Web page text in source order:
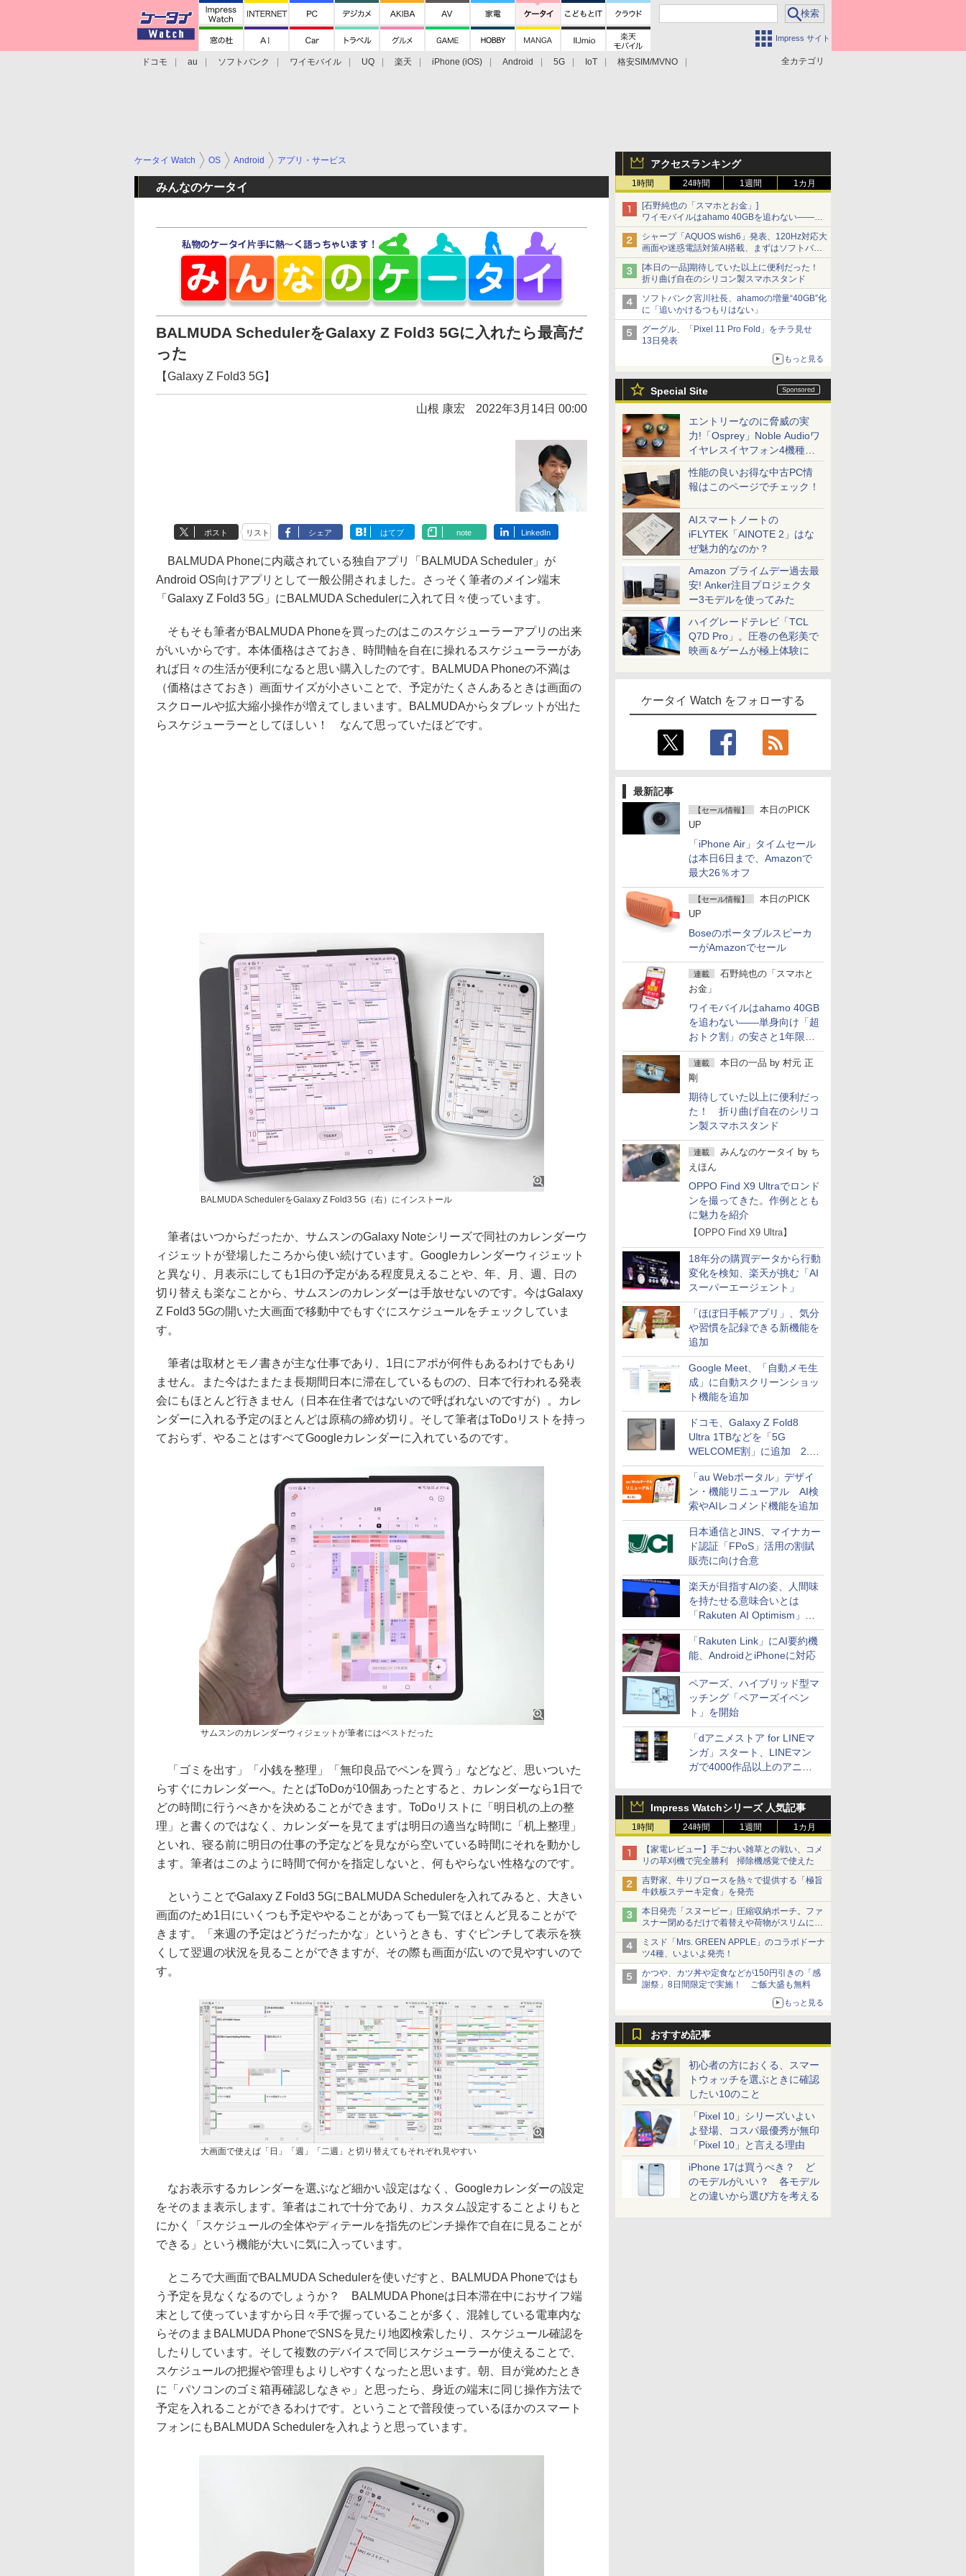
Impress サイト
全カテゴリ
ドコモ au ソフトバンク ワイモバイル UQ 楽天 iPhone (iOS) Android 5G IoT
格安SIM/MVNO
アクセスランキング
1時間 24時間 1週間 1カ月
[石野純也の「スマホとお金」]
ワイモバイルはahamo 40GBを追わない――単
身向け「超おトク割」の安さと1年限定の注意
点
シャープ「AQUOS wish6」発表、120Hz対応大
画面や迷惑電話対策AI搭載、まずはソフトバン
クの法人向け
[本日の一品]期待していた以上に便利だった！
折り曲げ自在のシリコン製スマホスタンド
ソフトバンク宮川社長、ahamoの増量“40GB”化
に「追いかけるつもりはない」
グーグル、「Pixel 11 Pro Fold」をチラ見せ
13日発表
もっと見る
Special Site
エントリーなのに脅威の実
力!「Osprey」Noble Audioワ
イヤレスイヤフォン4機種を
一気に聴く
性能の良いお得な中古PC情
報はこのページでチェック！
AIスマートノートの
iFLYTEK「AINOTE 2」はな
ぜ魅力的なのか？
Amazon プライムデー過去最
安! Anker注目プロジェクタ
ー3モデルを使ってみた
ハイグレードテレビ「TCL
Q7D Pro」。圧巻の色彩美で
映画＆ゲームが極上体験に
ケータイ Watch をフォローする
最新記事
【セール情報】
本日のPICK
UP
「iPhone Air」タイムセール
は本日6日まで、Amazonで
最大26％オフ
【セール情報】
本日のPICK
UP
Boseのポータブルスピーカ
ーがAmazonでセール
連載
石野純也の「スマホと
お金」
ワイモバイルはahamo 40GB
を追わない――単身向け「超
おトク割」の安さと1年限定
の注意点
連載 本日の一品 by 村元 正
剛
期待していた以上に便利だっ
た！ 折り曲げ自在のシリコ
ン製スマホスタンド
連載 みんなのケータイ by ち
えほん
OPPO Find X9 Ultraでロンド
ンを撮ってきた。作例ととも
に魅力を紹介
【OPPO Find X9 Ultra】
18年分の購買データから行動
変化を検知、楽天が挑む「AI
スーパーエージェント」
「ほぼ日手帳アプリ」、気分
や習慣を記録できる新機能を
追加
Google Meet、「自動メモ生
成」に自動スクリーンショッ
ト機能を追加
ドコモ、Galaxy Z Fold8
Ultra 1TBなどを「5G
WELCOME割」に追加 2.2
万円引き
「au Webポータル」デザイ
ン・機能リニューアル AI検
索やAIレコメンド機能を追加
日本通信とJINS、マイナカー
ド認証「FPoS」活用の割賦
販売に向け合意
楽天が目指すAIの姿、人間味
を持たせる意味合いとは
「Rakuten AI Optimism」三
木谷氏の基調講演
「Rakuten Link」にAI要約機
能、AndroidとiPhoneに対応
ペアーズ、ハイブリッド型マ
ッチング「ペアーズイベン
ト」を開始
「dアニメストア for LINEマ
ンガ」スタート、LINEマン
ガで4000作品以上のアニメ
Impress Watchシリーズ 人気記事
1時間 24時間 1週間 1カ月
【家電レビュー】手ごわい雑草との戦い、コメ
リの草刈機で完全勝利 掃除機感覚で使えた
吉野家、牛リブロースを熱々で提供する「極旨
牛鉄板ステーキ定食」を発売
本日発売「スヌーピー」圧縮収納ポーチ。ファ
スナー閉めるだけで着替えや荷物がスリムにま
とまる
ミスド「Mrs. GREEN APPLE」のコラボドーナ
ツ4種、いよいよ発売！
かつや、カツ丼や定食などが150円引きの「感
謝祭」8日間限定で実施！ ご飯大盛も無料
もっと見る
おすすめ記事
初心者の方におくる、スマー
トウォッチを選ぶときに確認
したい10のこと
「Pixel 10」シリーズいよい
よ登場、コスパ最優秀が無印
「Pixel 10」と言える理由
iPhone 17は買うべき？ ど
のモデルがいい？ 各モデル
との違いから選び方を考える
ケータイ Watch OS Android アプリ・サービス
みんなのケータイ
BALMUDA SchedulerをGalaxy Z Fold3 5Gに入れたら最高だ
った
【Galaxy Z Fold3 5G】
山根 康宏 2022年3月14日 00:00
ポスト リスト シェア はてブ note LinkedIn
BALMUDA Phoneに内蔵されている独自アプリ「BALMUDA Scheduler」が
Android OS向けアプリとして一般公開されました。さっそく筆者のメイン端末
「Galaxy Z Fold3 5G」にBALMUDA Schedulerに入れて日々使っています。
そもそも筆者がBALMUDA Phoneを買ったのはこのスケジューラーアプリの出来
がいいからです。本体価格はさておき、時間軸を自在に操れるスケジューラーがあ
れば日々の生活が便利になると思い購入したのです。BALMUDA Phoneの不満は
（価格はさておき）画面サイズが小さいことで、予定がたくさんあるときは画面の
スクロールや拡大縮小操作が増えてしまいます。BALMUDAからタブレットが出た
らスケジューラーとしてほしい！ なんて思っていたほどです。
BALMUDA SchedulerをGalaxy Z Fold3 5G（右）にインストール
筆者はいつからだったか、サムスンのGalaxy Noteシリーズで同社のカレンダーウ
ィジェットが登場したころから使い続けています。Googleカレンダーウィジェット
と異なり、月表示にしても1日の予定がある程度見えることや、年、月、週、日の
切り替えも楽なことから、サムスンのカレンダーは手放せないのです。今はGalaxy
Z Fold3 5Gの開いた大画面で移動中でもすぐにスケジュールをチェックしていま
す。
筆者は取材とモノ書きが主な仕事であり、1日にアポが何件もあるわけでもあり
ません。また今はたまたま長期間日本に滞在しているものの、日本で行われる発表
会にもほとんど行きません（日本在住者ではないので呼ばれないのですが）。カレ
ンダーに入れる予定のほとんどは原稿の締め切り。そして筆者はToDoリストを持っ
ておらず、やることはすべてGoogleカレンダーに入れているのです。
サムスンのカレンダーウィジェットが筆者にはベストだった
「ゴミを出す」「小銭を整理」「無印良品でペンを買う」などなど、思いついた
らすぐにカレンダーへ。たとばToDoが10個あったとすると、カレンダーなら1日で
どの時間に行うべきかを決めることができます。ToDoリストに「明日机の上の整
理」と書くのではなく、カレンダーを見てまずは明日の適当な時間に「机上整理」
といれ、寝る前に明日の仕事の予定などを見ながら空いている時間にそれを動かし
ます。筆者はこのように時間で何かを指定しないと、何もやらない性格なのです。
ということでGalaxy Z Fold3 5GにBALMUDA Schedulerを入れてみると、大きい
画面のため1日にいくつも予定ややることがあっても一覧でほとんど見ることがで
きます。「来週の予定はどうだったかな」というときも、すぐピンチして表示を狭
くして翌週の状況を見ることができますが、その際も画面が広いので見やすいので
す。
大画面で使えば「日」「週」「二週」と切り替えてもそれぞれ見やすい
なお表示するカレンダーを選ぶなど細かい設定はなく、Googleカレンダーの設定
をそのまま表示します。筆者はこれで十分であり、カスタム設定することよりもと
にかく「スケジュールの全体やディテールを指先のピンチ操作で自在に見ることが
できる」という機能が大いに気に入っています。
ところで大画面でBALMUDA Schedulerを使いだすと、BALMUDA Phoneではも
う予定を見なくなるのでしょうか？ BALMUDA Phoneは日本滞在中におサイフ端
末として使っていますから日々手で握っていることが多く、混雑している電車内な
らそのままBALMUDA PhoneでSNSを見たり地図検索したり、スケジュール確認を
したりしています。そして複数のデバイスで同じスケジューラーが使えることで、
スケジュールの把握や管理もよりしやすくなったと思います。朝、目が覚めたとき
に「パソコンのゴミ箱再確認しなきゃ」と思ったら、身近の端末に同じ操作方法で
予定を入れることができるわけです。ということで普段使っているほかのスマート
フォンにもBALMUDA Schedulerを入れようと思っています。